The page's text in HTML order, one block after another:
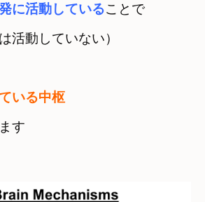
に活動していることで
活動していない）
す